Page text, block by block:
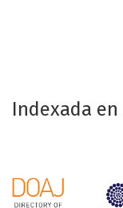
Indexada